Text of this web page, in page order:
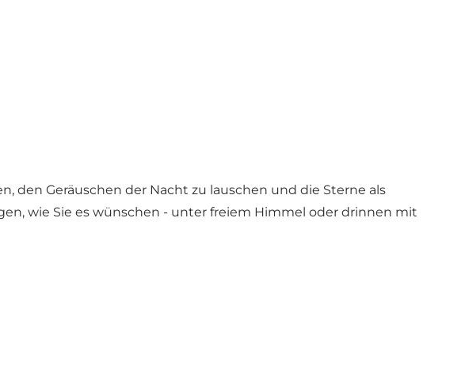
den Geräuschen der Nacht zu lauschen und die Sterne als
wie Sie es wünschen - unter freiem Himmel oder drinnen mit